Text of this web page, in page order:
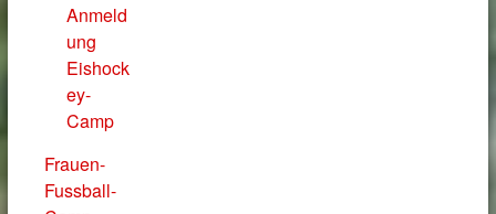
Anmeld
ung
Eishock
ey-
Camp
Frauen-
Fussball-